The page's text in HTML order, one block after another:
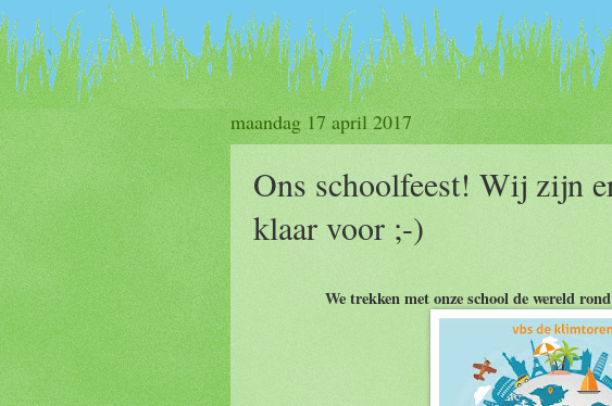
maandag 17 april 2017
Ons schoolfeest! Wij zijn
klaar voor ;-)
We trekken met onze school de wereld